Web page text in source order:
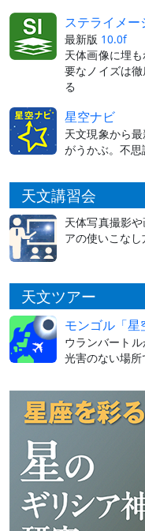
ステライメー
最新版 10.0f
天体画像に埋
要なノイズは
る
星空ナビ
天文現象から
がうかぶ。不
天文講習会
天体写真撮影
アの使いこな
天文ツアー
モンゴル「
ウランバート
光害のない場